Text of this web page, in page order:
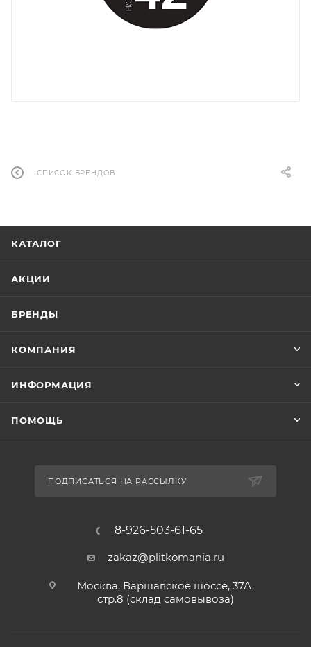
СПИСОК БРЕНДОВ
КАТАЛОГ
АКЦИИ
БРЕНДЫ
КОМПАНИЯ
ИНФОРМАЦИЯ
ПОМОЩЬ
ПОДПИСАТЬСЯ НА РАССЫЛКУ
8-926-503-61-65
zakaz@plitkomania.ru
Москва, Варшавское шоссе, 37А,
стр.8 (склад самовывоза)